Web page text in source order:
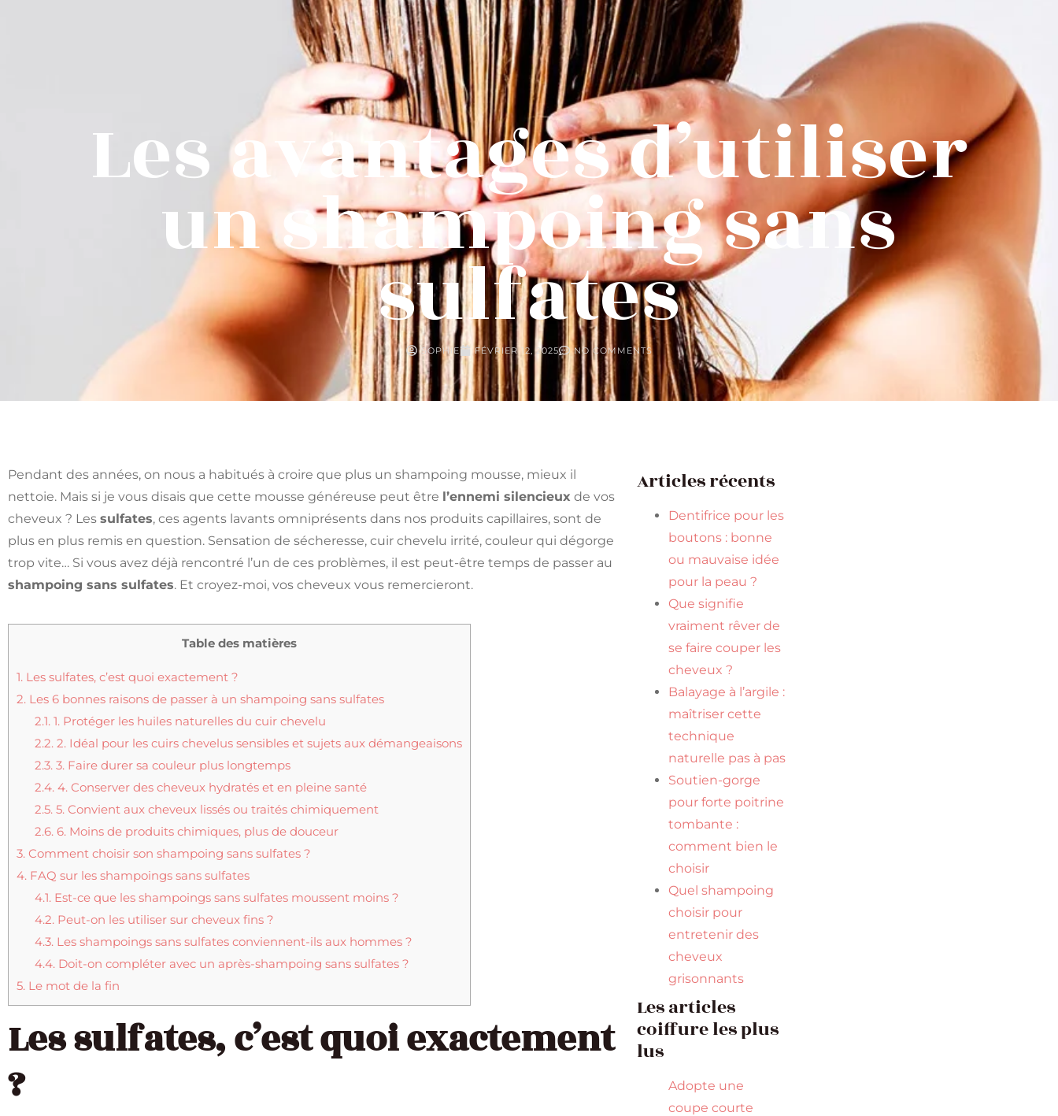
Les avantages d’utiliser
un shampoing sans
sulfates
SOPHIE FÉVRIER 12, 2025 NO COMMENTS
Pendant des années, on nous a habitués à croire que plus un shampoing mousse, mieux il
nettoie. Mais si je vous disais que cette mousse généreuse peut être l’ennemi silencieux de vos
cheveux ? Les sulfates, ces agents lavants omniprésents dans nos produits capillaires, sont de
plus en plus remis en question. Sensation de sécheresse, cuir chevelu irrité, couleur qui dégorge
trop vite… Si vous avez déjà rencontré l’un de ces problèmes, il est peut-être temps de passer au
shampoing sans sulfates. Et croyez-moi, vos cheveux vous remercieront.
Table des matières
1. Les sulfates, c’est quoi exactement ?
2. Les 6 bonnes raisons de passer à un shampoing sans sulfates
2.1.1. Protéger les huiles naturelles du cuir chevelu
2.2.2. Idéal pour les cuirs chevelus sensibles et sujets aux démangeaisons
2.3.3. Faire durer sa couleur plus longtemps
2.4.4. Conserver des cheveux hydratés et en pleine santé
2.5.5. Convient aux cheveux lissés ou traités chimiquement
2.6.6. Moins de produits chimiques, plus de douceur
3. Comment choisir son shampoing sans sulfates ?
4. FAQ sur les shampoings sans sulfates
4.1.Est-ce que les shampoings sans sulfates moussent moins ?
4.2.Peut-on les utiliser sur cheveux fins ?
4.3.Les shampoings sans sulfates conviennent-ils aux hommes ?
4.4.Doit-on compléter avec un après-shampoing sans sulfates ?
5. Le mot de la fin
Les sulfates, c’est quoi exactement
?
Articles récents
Dentifrice pour les
boutons : bonne
ou mauvaise idée
pour la peau ?
Que signifie
vraiment rêver de
se faire couper les
cheveux ?
Balayage à l’argile :
maîtriser cette
technique
naturelle pas à pas
Soutien-gorge
pour forte poitrine
tombante :
comment bien le
choisir
Quel shampoing
choisir pour
entretenir des
cheveux
grisonnants
Les articles
coiffure les plus
lus
Adopte une
coupe courte